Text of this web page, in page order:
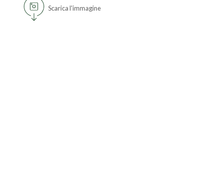
Scarica l'immagine